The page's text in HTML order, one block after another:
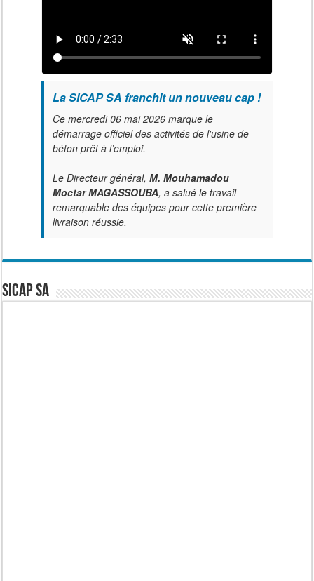
La SICAP SA franchit un nouveau cap !
Ce mercredi 06 mai 2026 marque le
démarrage officiel des activités de l'usine de
béton prêt à l’emploi.
Le Directeur général, M. Mouhamadou
Moctar MAGASSOUBA, a salué le travail
remarquable des équipes pour cette première
livraison réussie.
SICAP SA